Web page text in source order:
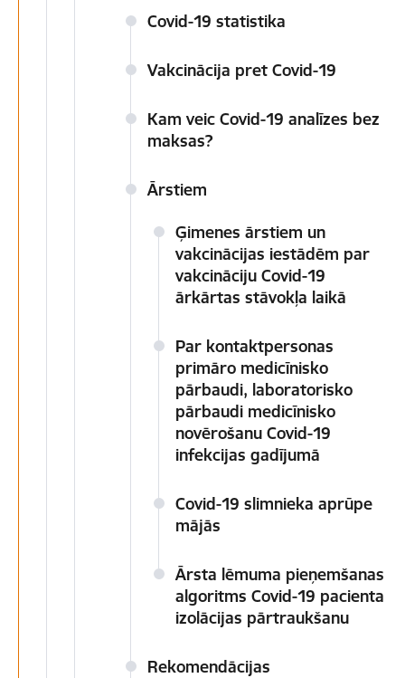
Covid-19 statistika
Vakcinācija pret Covid-19
Kam veic Covid-19 analīzes bez
maksas?
Ārstiem
Ģimenes ārstiem un
vakcinācijas iestādēm par
vakcināciju Covid-19
ārkārtas stāvokļa laikā
Par kontaktpersonas
primāro medicīnisko
pārbaudi, laboratorisko
pārbaudi medicīnisko
novērošanu Covid-19
infekcijas gadījumā
Covid-19 slimnieka aprūpe
mājās
Ārsta lēmuma pieņemšanas
algoritms Covid-19 pacienta
izolācijas pārtraukšanu
Rekomendācijas